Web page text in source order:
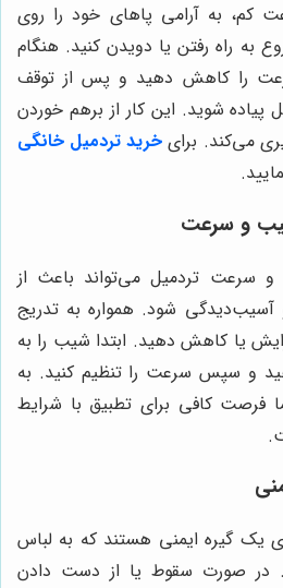
کم، به آرامی پاهای خود را روی
به راه رفتن یا دویدن کنید. هنگام
را کاهش دهید و پس از توقف
پیاده شوید. این کار از برهم خوردن
می‌کند. برای خرید تردمیل خانگی
و سرعت
و سرعت تردمیل می‌تواند باعث از
شود. همواره به تدریج
یا کاهش دهید. ابتدا شیب را به
و سپس سرعت را تنظیم کنید. به
فرصت کافی برای تطبیق با شرایط
یک گیره ایمنی هستند که به لباس
صورت سقوط یا از دست دادن